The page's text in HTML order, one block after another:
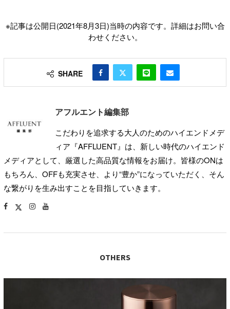
※記事は公開日(2021年8月3日)当時の内容です。詳細はお問い合
わせください。
SHARE
アフルエント編集部
こだわりを追求する大人のためのハイエンドメデ
ィア『AFFLUENT』は、新しい時代のハイエンド
メディアとして、厳選した高品質な情報をお届け。皆様のONは
もちろん、OFFも充実させ、より“豊か”になっていただく、そん
な繋がりを生み出すことを目指していきます。
OTHERS